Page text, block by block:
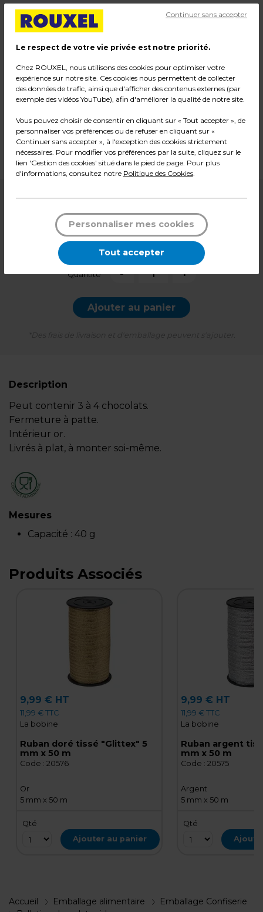
Mini ballotin chocolat carton blanc intérieur or
Lot de 25
Code :221270
Couleur : Blanc / Or
Matière : Carton
Dimensions : L 6,8 x P 3,6 x H 3,4 cm
Poids : 0,19 kg
6,99€ HT
Soit0,28 € HTl'unité
Pqt de 25
Quantité - +
Ajouter au panier
Description
Peut contenir 3 à 4 chocolats.
Fermeture à patte.
Intérieur or.
Livrés à plat, à monter soi-même.
Mesures
Capacité : 40 g
Produits Associés
9,99 € HT
11,99 € TTC
La bobine
Ruban doré tissé "Glittex" 5
mm x 50 m
Code : 20576
Or
5 mm x 50 m
Qté
Ajouter au panier
9,99 € HT
11,99 € TTC
La bobine
Ruban argent
mm x 50 m
Code : 20575
Argent
5 mm x 50 m
Qté
Accueil Emballage alimentaire
Emballage Confiserie
Le respect de votre vie privée est notre priorité.
Chez ROUXEL, nous utilisons des cookies pour optimiser votre
expérience sur notre site. Ces cookies nous permettent de collecter
des données de trafic, ainsi que d'afficher des contenus externes (par
exemple des vidéos YouTube), afin d'améliorer la qualité de notre site.
Vous pouvez choisir de consentir en cliquant sur « Tout accepter », de
personnaliser vos préférences ou de refuser en cliquant sur «
Continuer sans accepter », à l'exception des cookies strictement
nécessaires. Pour modifier vos préférences par la suite, cliquez sur le
lien 'Gestion des cookies' situé dans le pied de page. Pour plus
d'informations, consultez notre Politique des Cookies.
Continuer sans accepter
Personnaliser mes cookies
Tout accepter